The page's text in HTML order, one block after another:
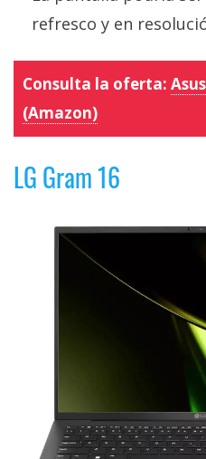
refresco y en
Consulta la oferta:
(Amazon)
LG Gram 16